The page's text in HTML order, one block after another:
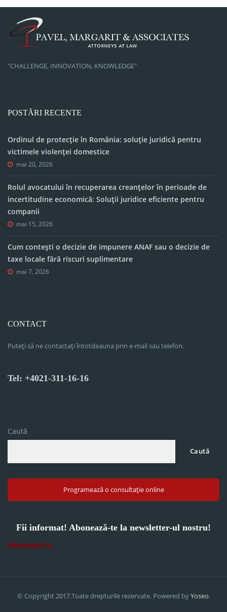
"CHALLENGE, INNOVATION, KNOWLEDGE"
POSTĂRI RECENTE
Ordinul de protecție în România: soluție juridică pentru
victimele violenței domestice
mai 20, 2026
Rolul avocatului în recuperarea creanțelor în perioade de
incertitudine economică: Soluții juridice eficiente pentru
companii
mai 15, 2026
Cum contești o decizie de impunere ANAF sau o decizie de
taxe locale fără riscuri suplimentare
mai 7, 2026
CONTACT
Puteți să ne contactați întotdeauna prin e-mail sau telefon.
Tel: +4021-311-16-16
Caută
Caută
Programează o consultație online
Fii informat! Abonează-te la newsletter-ul nostru!
Abonează-te
© Copyright 2017.Toate drepturile rezervate. Powered byYoseo.